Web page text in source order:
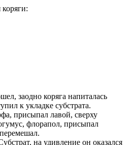
заодно коряга напиталась
к укладке субстрата.
присыпал лавой, сверху
флорапол, присыпал
на удивление он оказался